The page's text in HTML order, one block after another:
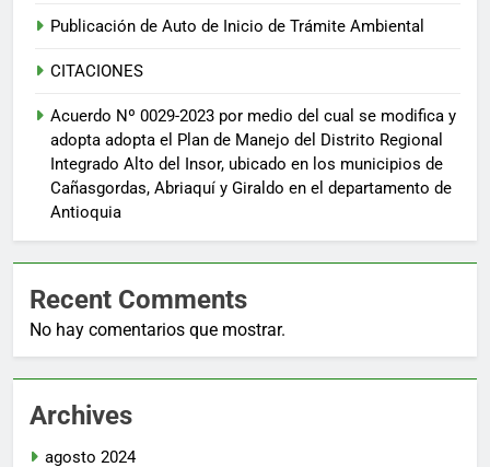
Publicación de Auto de Inicio de Trámite Ambiental
CITACIONES
Acuerdo Nº 0029-2023 por medio del cual se modifica y
adopta adopta el Plan de Manejo del Distrito Regional
Integrado Alto del Insor, ubicado en los municipios de
Cañasgordas, Abriaquí y Giraldo en el departamento de
Antioquia
Recent Comments
No hay comentarios que mostrar.
Archives
agosto 2024